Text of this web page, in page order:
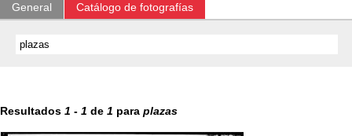
General Catálogo de fotografías
Resultados 1 - 1 de 1 para plazas